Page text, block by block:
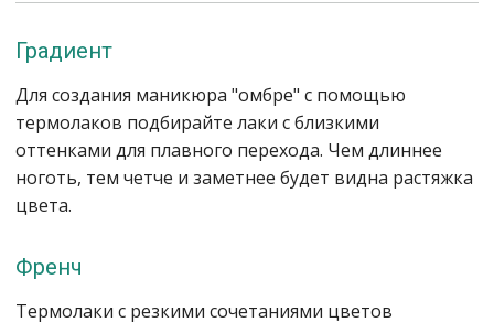
Градиент
Для создания маникюра "омбре" с помощью
термолаков подбирайте лаки с близкими
оттенками для плавного перехода. Чем длиннее
ноготь, тем четче и заметнее будет видна растяжка
цвета.
Френч
Термолаки с резкими сочетаниями цветов